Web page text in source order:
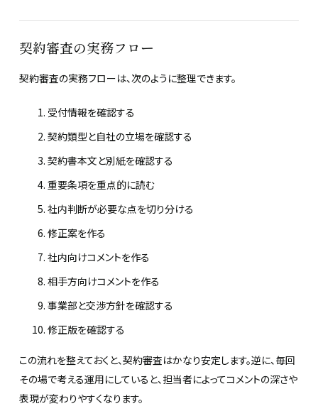
契約審査の実務フロー
契約審査の実務フローは、次のように整理できます。
受付情報を確認する
契約類型と自社の立場を確認する
契約書本文と別紙を確認する
重要条項を重点的に読む
社内判断が必要な点を切り分ける
修正案を作る
社内向けコメントを作る
相手方向けコメントを作る
事業部と交渉方針を確認する
修正版を確認する
この流れを整えておくと、契約審査はかなり安定します。逆に、毎回
その場で考える運用にしていると、担当者によってコメントの深さや
表現が変わりやすくなります。